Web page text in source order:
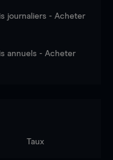
journaliers - Acheter
annuels - Acheter
Taux